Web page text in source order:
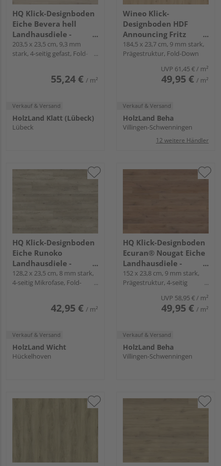
HQ Klick-Designboden
Eiche Bevera hell
Landhausdiele -
Piadesa PRIME
203,5 x 23,5 cm, 9,3 mm
stark, 4-seitig gefast, Fold-
55,24 € / m²
Verkauf & Versand
HolzLand Klatt (Lübeck)
Lübeck
Wineo Klick-
Designboden HDF
Announcing Fritz
Landhausdiele - wineo
1200 wood XXL
184,5 x 23,7 cm, 9 mm stark,
Prägestruktur, Fold-Down
UVP 61,45 € / m²
49,95 € / m²
Verkauf & Versand
HolzLand Beha
Villingen-Schwenningen
12 weitere Händler
HQ Klick-Designboden
Eiche Runoko
Landhausdiele -
Piadesa CLEVER PLUS
128,2 x 23,5 cm, 8 mm stark,
4-seitig Mikrofase, Fold-
42,95 € / m²
Verkauf & Versand
HolzLand Wicht
Hückelhoven
HQ Klick-Designboden
Ecuran® Nougat Eiche
Landhausdiele -
Purline Bioboden ML
152 x 23,8 cm, 9 mm stark,
Prägestruktur, 4-seitig
UVP 58,95 €/ m²
49,95 € / m²
Verkauf & Versand
HolzLand Beha
Villingen-Schwenningen